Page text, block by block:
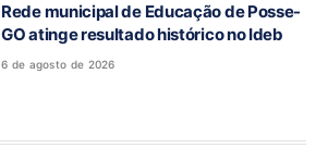
Rede municipal de Educação de Posse-
GO atinge resultado histórico no Ideb
6 de agosto de 2026